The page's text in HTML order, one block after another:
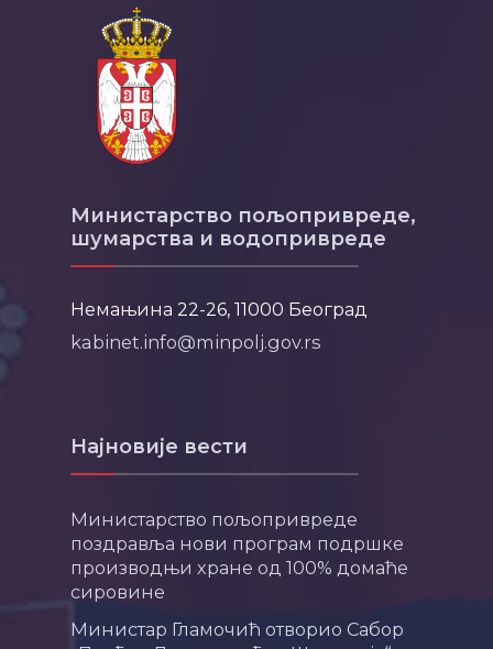
Министарство пољопривреде,
шумарства и водопривреде
Немањина 22-26, 11000 Београд
kabinet.info@minpolj.gov.rs
Најновије вести
Министарство пољопривреде
поздравља нови програм подршке
производњи хране од 100% домаће
сировине
Министар Гламочић отворио Сабор